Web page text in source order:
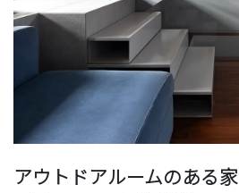
アウトドアルームのある家